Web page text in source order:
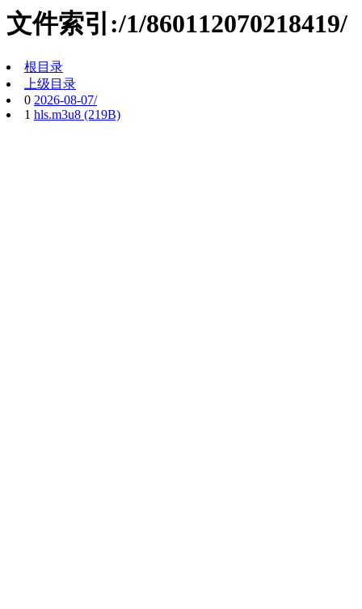
文件索引:/1/860112070218419/
根目录
上级目录
0 2026-08-07/
1 hls.m3u8 (219B)